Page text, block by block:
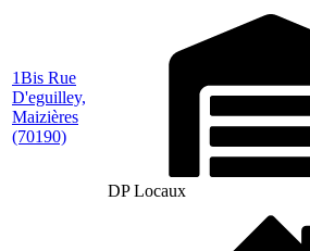
1Bis Rue
D'eguilley,
Maizières
(70190)
DP Locaux